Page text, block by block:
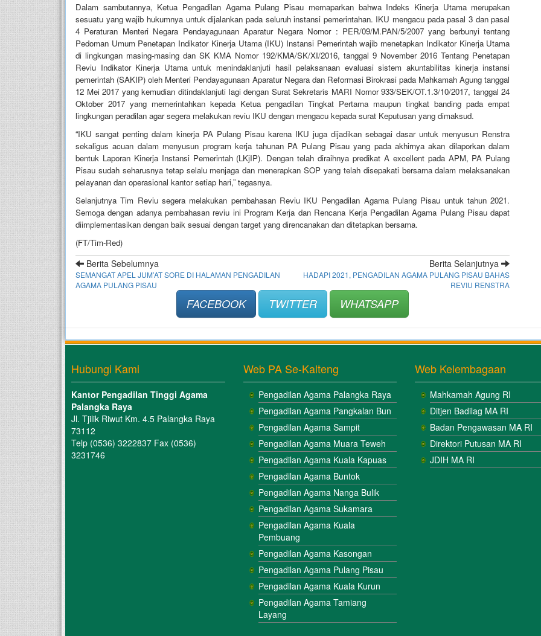
Dalam sambutannya, Ketua Pengadilan Agama Pulang Pisau memaparkan bahwa Indeks Kinerja Utama merupakan
sesuatu yang wajib hukumnya untuk dijalankan pada seluruh instansi pemerintahan. IKU mengacu pada pasal 3 dan pasal
4 Peraturan Menteri Negara Pendayagunaan Aparatur Negara Nomor : PER/09/M.PAN/5/2007 yang berbunyi tentang
Pedoman Umum Penetapan Indikator Kinerja Utama (IKU) Instansi Pemerintah wajib menetapkan Indikator Kinerja Utama
di lingkungan masing-masing dan SK KMA Nomor 192/KMA/SK/XI/2016, tanggal 9 November 2016 Tentang Penetapan
Reviu Indikator Kinerja Utama untuk menindaklanjuti hasil pelaksanaan evaluasi sistem akuntabilitas kinerja instansi
pemerintah (SAKIP) oleh Menteri Pendayagunaan Aparatur Negara dan Reformasi Birokrasi pada Mahkamah Agung tanggal
12 Mei 2017 yang kemudian ditindaklanjuti lagi dengan Surat Sekretaris MARI Nomor 933/SEK/OT.1.3/10/2017, tanggal 24
Oktober 2017 yang memerintahkan kepada Ketua pengadilan Tingkat Pertama maupun tingkat banding pada empat
lingkungan peradilan agar segera melakukan reviu IKU dengan mengacu kepada surat Keputusan yang dimaksud.
“IKU sangat penting dalam kinerja PA Pulang Pisau karena IKU juga dijadikan sebagai dasar untuk menyusun Renstra
sekaligus acuan dalam menyusun program kerja tahunan PA Pulang Pisau yang pada akhirnya akan dilaporkan dalam
bentuk Laporan Kinerja Instansi Pemerintah (LKjIP). Dengan telah diraihnya predikat A excellent pada APM, PA Pulang
Pisau sudah seharusnya tetap selalu menjaga dan menerapkan SOP yang telah disepakati bersama dalam melaksanakan
pelayanan dan operasional kantor setiap hari,” tegasnya.
Selanjutnya Tim Reviu segera melakukan pembahasan Reviu IKU Pengadilan Agama Pulang Pisau untuk tahun 2021.
Semoga dengan adanya pembahasan reviu ini Program Kerja dan Rencana Kerja Pengadilan Agama Pulang Pisau dapat
diimplementasikan dengan baik sesuai dengan target yang direncanakan dan ditetapkan bersama.
(FT/Tim-Red)
Berita Sebelumnya
SEMANGAT APEL JUM’AT SORE DI HALAMAN PENGADILAN
AGAMA PULANG PISAU
Berita Selanjutnya
HADAPI 2021, PENGADILAN AGAMA PULANG PISAU BAHAS
REVIU RENSTRA
FACEBOOK TWITTER WHATSAPP
Hubungi Kami
Kantor Pengadilan Tinggi Agama
Palangka Raya
Jl. Tjilik Riwut Km. 4.5 Palangka Raya
73112
Telp (0536) 3222837 Fax (0536)
3231746
Web PA Se-Kalteng
Pengadilan Agama Palangka Raya
Pengadilan Agama Pangkalan Bun
Pengadilan Agama Sampit
Pengadilan Agama Muara Teweh
Pengadilan Agama Kuala Kapuas
Pengadilan Agama Buntok
Pengadilan Agama Nanga Bulik
Pengadilan Agama Sukamara
Pengadilan Agama Kuala
Pembuang
Pengadilan Agama Kasongan
Pengadilan Agama Pulang Pisau
Pengadilan Agama Kuala Kurun
Pengadilan Agama Tamiang
Layang
Web Kelembagaan
Mahkamah Agung RI
Ditjen Badilag MA RI
Badan Pengawasan MA RI
Direktori Putusan MA RI
JDIH MA RI